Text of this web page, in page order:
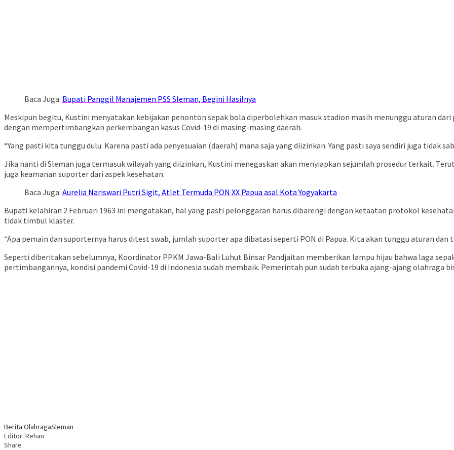
Baca Juga: Bupati Panggil Manajemen PSS Sleman, Begini Hasilnya
Meskipun begitu, Kustini menyatakan kebijakan penonton sepak bola diperbolehkan masuk stadion masih menunggu aturan
dengan mempertimbangkan perkembangan kasus Covid-19 di masing-masing daerah.
“Yang pasti kita tunggu dulu. Karena pasti ada penyesuaian (daerah) mana saja yang diizinkan. Yang pasti saya sendiri juga tidak
Jika nanti di Sleman juga termasuk wilayah yang diizinkan, Kustini menegaskan akan menyiapkan sejumlah prosedur terkait.
juga keamanan suporter dari aspek kesehatan.
Baca Juga: Aurelia Nariswari Putri Sigit, Atlet Termuda PON XX Papua asal Kota Yogyakarta
Bupati kelahiran 2 Februari 1963 ini mengatakan, hal yang pasti pelonggaran harus dibarengi dengan ketaatan protokol
tidak timbul klaster.
“Apa pemain dan suporternya harus ditest swab, jumlah suporter apa dibatasi seperti PON di Papua. Kita akan tunggu aturan dan
Seperti diberitakan sebelumnya, Koordinator PPKM Jawa-Bali Luhut Binsar Pandjaitan memberikan lampu hijau bahwa laga
pertimbangannya, kondisi pandemi Covid-19 di Indonesia sudah membaik. Pemerintah pun sudah terbuka ajang-ajang olahraga
Berita OlahragaSleman
Editor: Rehan
Share